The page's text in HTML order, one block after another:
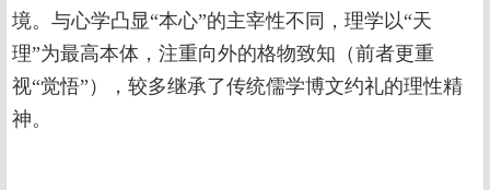
境。与心学凸显“本心”的主宰性不同，理学以“天
理”为最高本体，注重向外的格物致知（前者更重
视“觉悟”），较多继承了传统儒学博文约礼的理性精
神。